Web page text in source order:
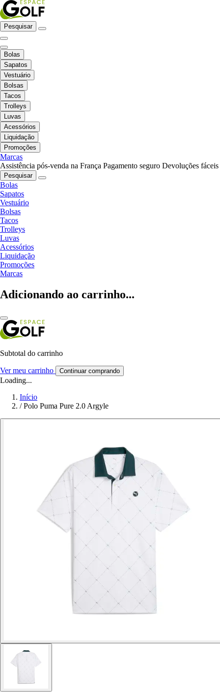
Pesquisar
Bolas
Sapatos
Vestuário
Bolsas
Tacos
Trolleys
Luvas
Acessórios
Liquidação
Promoções
Marcas
Assistência pós-venda na França Pagamento seguro Devoluções fáceis
Pesquisar
Bolas
Sapatos
Vestuário
Bolsas
Tacos
Trolleys
Luvas
Acessórios
Liquidação
Promoções
Marcas
Adicionando ao carrinho...
Subtotal do carrinho
Ver meu carrinho Continuar comprando
Loading...
Início
/ Polo Puma Pure 2.0 Argyle